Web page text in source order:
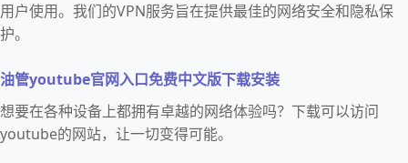
用户使用。我们的VPN服务旨在提供最佳的网络安全和隐私保
护。
油管youtube官网入口免费中文版下载安装
想要在各种设备上都拥有卓越的网络体验吗？下载可以访问
youtube的网站，让一切变得可能。